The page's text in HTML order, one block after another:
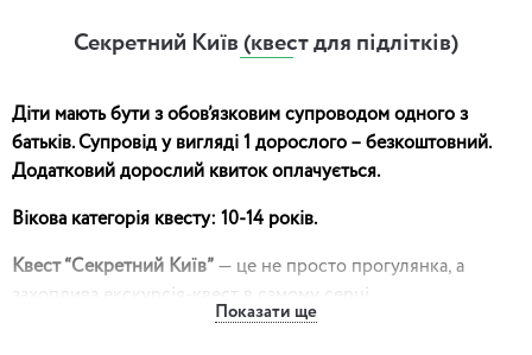
Секретний Київ (квест для підлітків)
Діти мають бути з обов’язковим супроводом одного з
батьків. Супровід у вигляді 1 дорослого – безкоштовний.
Додатковий дорослий квиток оплачується.
Вікова категорія квесту: 10-14 років.
Квест “Секретний Київ” — це не просто прогулянка, а
захоплива екскурсія-квест в самому серці
Золотоворітського кварталу, що перетворює місто на
Показати ще